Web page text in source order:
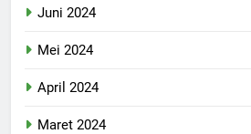
Juni 2024
Mei 2024
April 2024
Maret 2024